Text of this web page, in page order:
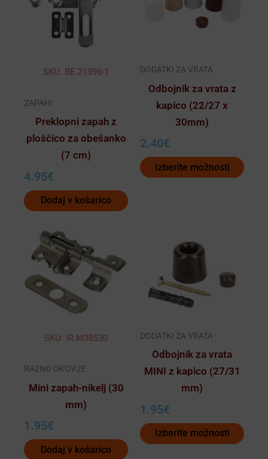
SKU: BE.21396-1
ZAPAHI
Preklopni zapah z
ploščico za obešanko
(7 cm)
4.95€
Dodaj v košarico
DODATKI ZA VRATA
Odbojnik za vrata z
kapico (22/27 x
30mm)
2.40€
Izberite možnosti
SKU: IR.M38530
RAZNO OKOVJE
Mini zapah-nikelj (30
mm)
1.95€
Dodaj v košarico
DODATKI ZA VRATA
Odbojnik za vrata
MINI z kapico (27/31
mm)
1.95€
Izberite možnosti
različic.